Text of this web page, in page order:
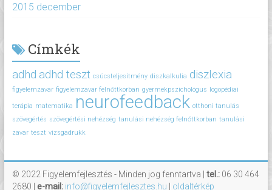
2015 december
Címkék
adhd adhd teszt csúcsteljesítmény diszkalkulia diszlexia
figyelemzavar figyelemzavar felnőttkorban gyermekpszichológus logopédiai
terápia matematika neurofeedback otthoni tanulás
szövegértés szövegértési nehézség tanulási nehézség felnőttkorban tanulási
zavar teszt vizsgadrukk
© 2022 Figyelemfejlesztés - Minden jog fenntartva | tel.:06 30 464
2680 | e-mail: info@figyelemfejlesztes.hu oldaltérkép